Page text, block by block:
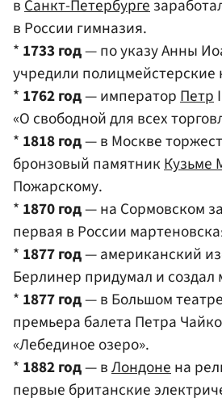
вСанкт-Петербурге
в России гимназия.
* 1733 год— по указу Анны
учредили полицмейстерские
* 1762 год— императорПетр
«О свободной для всех
* 1818 год— в Москве
бронзовый памятникКузьме
Пожарскому.
* 1870 год— на Сормовском
первая в России
* 1877 год— американский
Берлинер придумал и
* 1877 год— в Большом
премьера балета Петра
«Лебединое озеро».
* 1882 год— вЛондонена
первые британские